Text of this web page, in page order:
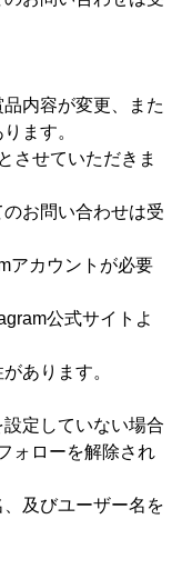
内容が変更、また
ます。
させていただきま
お問い合わせは受
アカウントが必要
公式サイトよ
あります。
定していない場合
ォローを解除され
及びユーザー名を